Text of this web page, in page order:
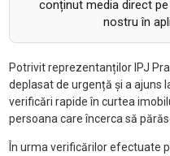
conținut media direct
nostru în
Potrivit reprezentanților IPJ
deplasat de urgență și a ajuns
verificări rapide în curtea
persoana care încerca să
În urma verificărilor efectuate